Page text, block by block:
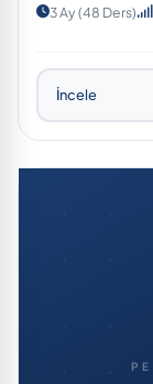
3 Ay (48 Ders)
İncele